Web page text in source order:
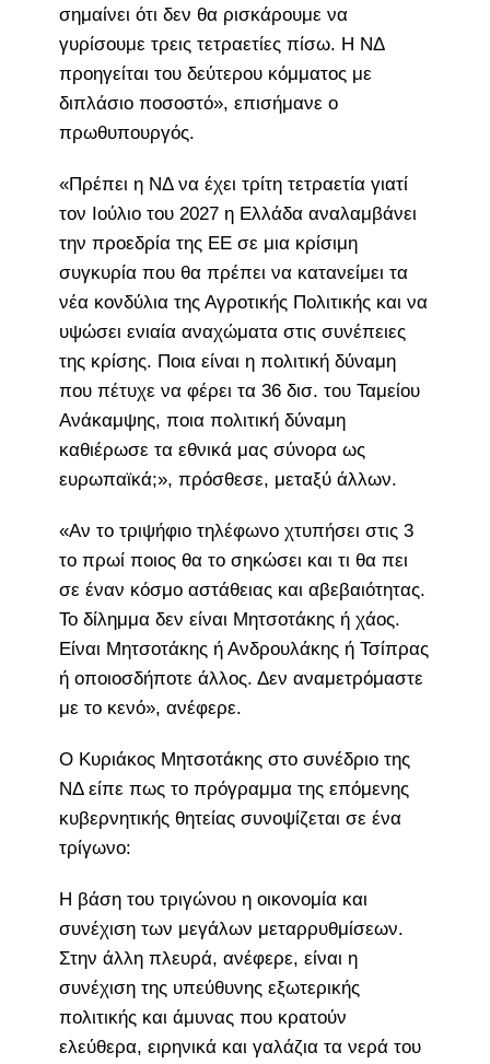
σημαίνει ότι δεν θα ρισκάρουμε να
γυρίσουμε τρεις τετραετίες πίσω. Η ΝΔ
προηγείται του δεύτερου κόμματος με
διπλάσιο ποσοστό», επισήμανε ο
πρωθυπουργός.
«Πρέπει η ΝΔ να έχει τρίτη τετραετία γιατί
τον Ιούλιο του 2027 η Ελλάδα αναλαμβάνει
την προεδρία της ΕΕ σε μια κρίσιμη
συγκυρία που θα πρέπει να κατανείμει τα
νέα κονδύλια της Αγροτικής Πολιτικής και να
υψώσει ενιαία αναχώματα στις συνέπειες
της κρίσης. Ποια είναι η πολιτική δύναμη
που πέτυχε να φέρει τα 36 δισ. του Ταμείου
Ανάκαμψης, ποια πολιτική δύναμη
καθιέρωσε τα εθνικά μας σύνορα ως
ευρωπαϊκά;», πρόσθεσε, μεταξύ άλλων.
«Αν το τριψήφιο τηλέφωνο χτυπήσει στις 3
το πρωί ποιος θα το σηκώσει και τι θα πει
σε έναν κόσμο αστάθειας και αβεβαιότητας.
Το δίλημμα δεν είναι Μητσοτάκης ή χάος.
Είναι Μητσοτάκης ή Ανδρουλάκης ή Τσίπρας
ή οποιοσδήποτε άλλος. Δεν αναμετρόμαστε
με το κενό», ανέφερε.
Ο Κυριάκος Μητσοτάκης στο συνέδριο της
ΝΔ είπε πως το πρόγραμμα της επόμενης
κυβερνητικής θητείας συνοψίζεται σε ένα
τρίγωνο:
Η βάση του τριγώνου η οικονομία και
συνέχιση των μεγάλων μεταρρυθμίσεων.
Στην άλλη πλευρά, ανέφερε, είναι η
συνέχιση της υπεύθυνης εξωτερικής
πολιτικής και άμυνας που κρατούν
ελεύθερα, ειρηνικά και γαλάζια τα νερά του